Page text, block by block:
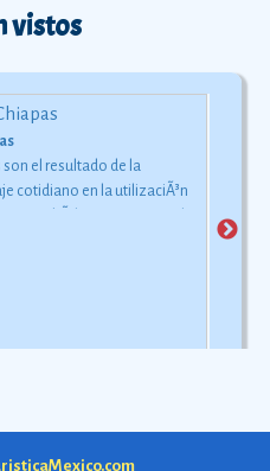
vistos
son el resultado de la
cotidiano en la utilizaciÃ³n